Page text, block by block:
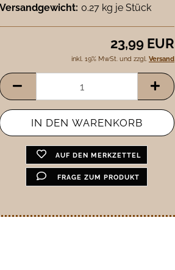
Versandgewicht: 0.27 kg je Stück
23,99 EUR
inkl. 19% MwSt. und zzgl. Versand
AUF DEN MERKZETTEL
FRAGE ZUM PRODUKT